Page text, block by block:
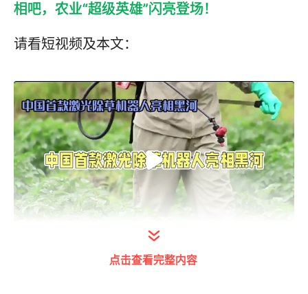
相‬吧‬，农业“超级英雄”闪亮‬登场！
请看短视频及本文：
打开今日头条查看完整视频
点击查看完整内容